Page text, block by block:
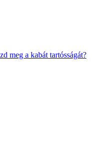
meg a kabát tartósságát?